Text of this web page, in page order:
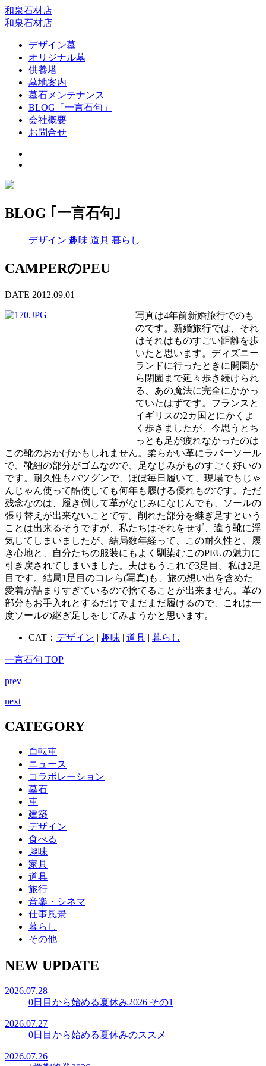
和泉石材店
和泉石材店
デザイン墓
オリジナル墓
供養塔
墓地案内
墓石メンテナンス
BLOG「一言石句」
会社概要
お問合せ
BLOG ｢一言石句｣
デザイン 趣味 道具 暮らし
CAMPERのPEU
DATE 2012.09.01
写真は4年前新婚旅行でのも
のです。新婚旅行では、それ
はそれはものすごい距離を歩
いたと思います。ディズニー
ランドに行ったときに開園か
ら閉園まで延々歩き続けられ
る、あの魔法に完全にかかっ
ていたはずです。フランスと
イギリスの2カ国とにかくよ
く歩きましたが、今思うとち
っとも足が疲れなかったのは
この靴のおかげかもしれません。柔らかい革にラバーソール
で、靴紐の部分がゴムなので、足なじみがものすごく好いの
です。耐久性もバツグンで、ほぼ毎日履いて、現場でもじゃ
んじゃん使って酷使しても何年も履ける優れものです。ただ
残念なのは、履き倒して革がなじみになじんでも、ソールの
張り替えが出来ないことです。削れた部分を継ぎ足すという
ことは出来るそうですが、私たちはそれをせず、違う靴に浮
気してしまいましたが、結局数年経って、この耐久性と、履
き心地と、自分たちの服装にもよく馴染むこのPEUの魅力に
引き戻されてしまいました。夫はもうこれで3足目。私は2足
目です。結局1足目のコレら(写真)も、旅の想い出を含めた
愛着が詰まりすぎているので捨てることが出来ません。革の
部分もお手入れとするだけでまだまだ履けるので、これは一
度ソールの継ぎ足しをしてみようかと思います。
CAT： デザイン | 趣味 | 道具 | 暮らし
一言石句 TOP
prev
next
CATEGORY
自転車
ニュース
コラボレーション
墓石
車
建築
デザイン
食べる
趣味
家具
道具
旅行
音楽・シネマ
仕事風景
暮らし
その他
NEW UPDATE
2026.07.28
0日目から始める夏休み2026 その1
2026.07.27
0日目から始める夏休みのススメ
2026.07.26